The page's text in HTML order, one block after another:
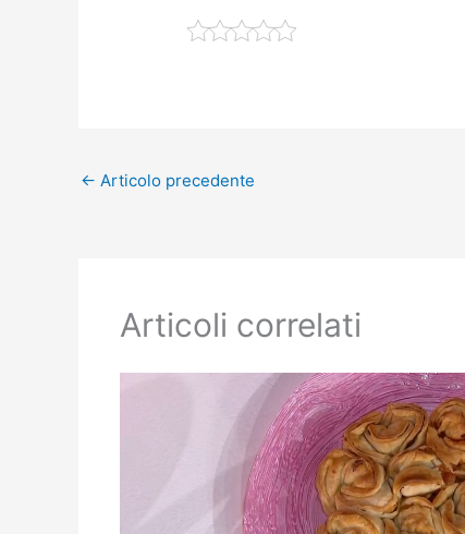
← Articolo precedente
Articoli correlati